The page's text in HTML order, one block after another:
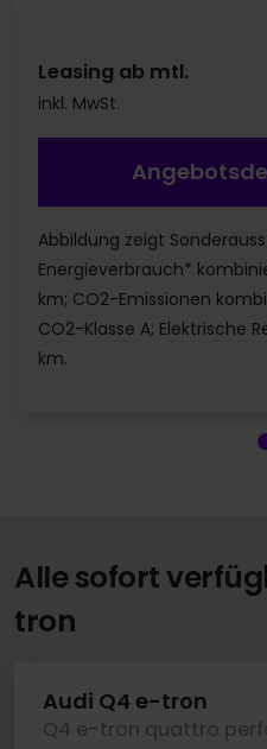
Leasing ab mtl.
inkl. MwSt.
Abbildung zeigt
Energieverbrauch*
km; CO2-Emissionen
CO2-Klasse A; Elektrische
km.
Alle sofort
tron
Audi Q4 e-tron